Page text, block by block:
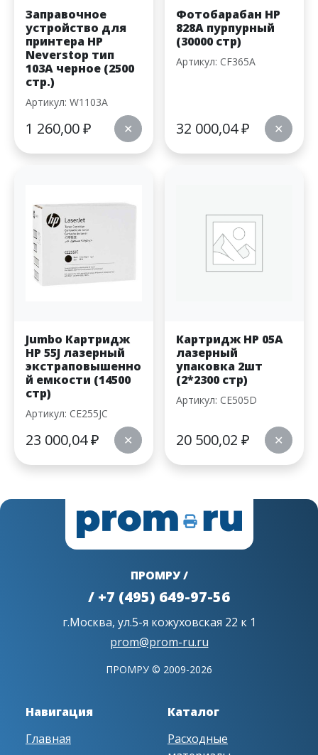
Заправочное
устройство для
принтера HP
Neverstop тип
103A черное (2500
стр.)
Артикул: W1103A
1 260,00₽ ✕
Фотобарабан HP
828A пурпурный
(30000 стр)
Артикул: CF365A
32 000,04₽ ✕
Jumbo Картридж
HP 55J лазерный
экстраповышенно
й емкости (14500
стр)
Артикул: CE255JC
23 000,04₽ ✕
Картридж HP 05A
лазерный
упаковка 2шт
(2*2300 стр)
Артикул: CE505D
20 500,02 ₽ ✕
ПРОМРУ /
/ +7 (495) 649-97-56
г.Москва, ул.5-я кожуховская 22 к 1
prom@prom-ru.ru
ПРОМРУ © 2009-2026
Навигация
Главная
Каталог
Расходные